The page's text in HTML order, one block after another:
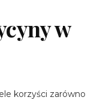
w
korzyści zarówno